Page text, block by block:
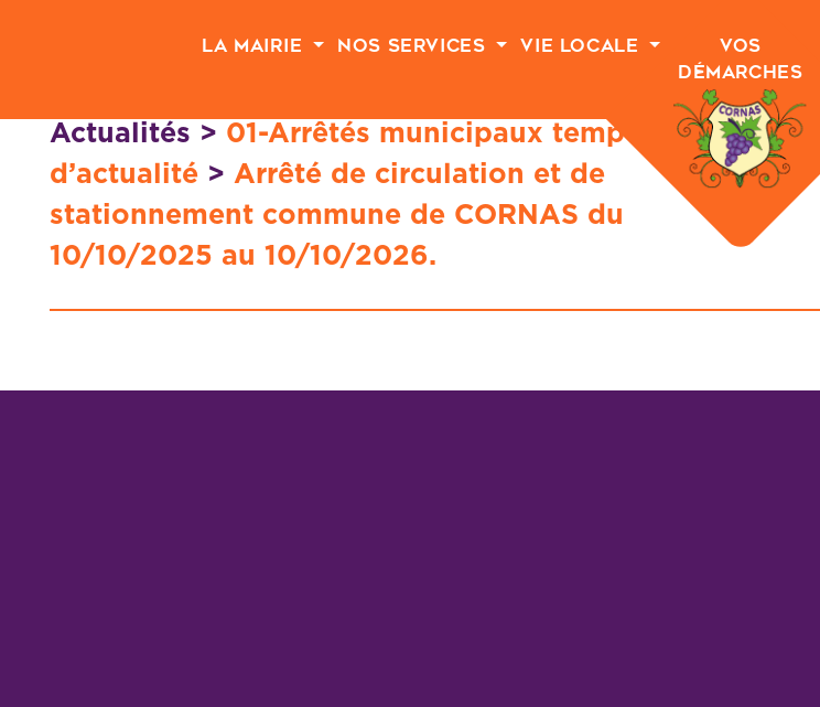
La Mairie Nos Services Vie Locale
Vos
Démarches
Actualités > 01-Arrêtés municipaux temporaires
d’actualité > Arrêté de circulation et de
stationnement commune de CORNAS du
10/10/2025 au 10/10/2026.